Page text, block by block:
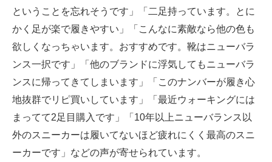
ということを忘れそうです」「二足持っています。とに
かく足が楽で履きやすい」「こんなに素敵なら他の色も
欲しくなっちゃいます。おすすめです。靴はニューバラ
ンス一択です」「他のブランドに浮気してもニューバラ
ンスに帰ってきてしまいます」「このナンバーが履き心
地抜群でリピ買いしています」「最近ウォーキングには
まってて2足目購入です」「10年以上ニューバランス以
外のスニーカーは履いてないほど疲れにくく最高のスニ
ーカーです」などの声が寄せられています。